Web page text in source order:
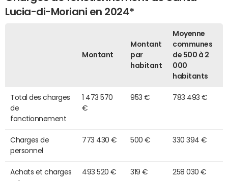
Lucia-di-Moriani en 2024*
Montant
Montant
par
habitant
Moyenne
communes
de 500 à 2
000
habitants
Total des charges
de
fonctionnement
1 473 570
€
953 € 783 493 €
Charges de
personnel
773 430 € 500 € 330 394 €
Achats et charges
493 520 € 319 € 258 030 €